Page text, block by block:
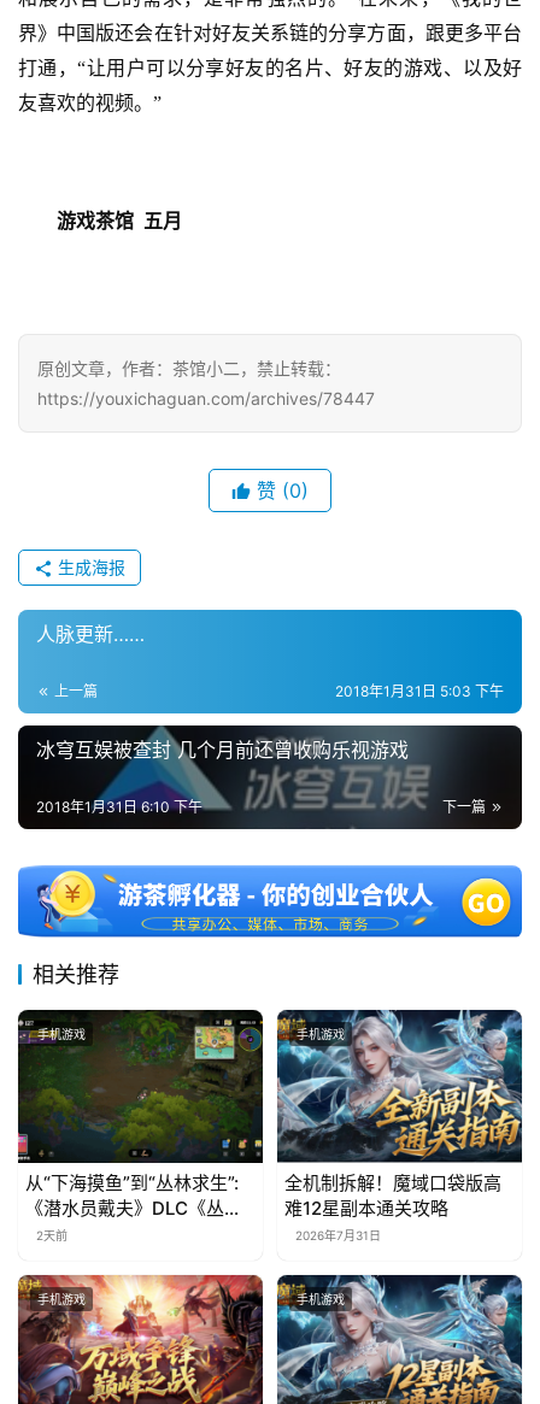
站
中
界》中国版还会在针对好友关系链的分享方面，跟更多平台
打通，“让用户可以分享好友的名片、好友的游戏、以及好
友喜欢的视频。”
游戏茶馆 五月
原创文章，作者：茶馆小二，禁止转载：
https://youxichaguan.com/archives/78447
赞 (0)
生成海报
人脉更新……
上一篇 2018年1月31日 5:03 下午
冰穹互娱被查封 几个月前还曾收购乐视游戏
下一篇
2018年1月31日 6:10 下午
相关推荐
手机游戏
从“下海摸鱼”到“丛林求生”:
《潜水员戴夫》DLC《丛
林》移动端定档8月14日
2天前
手机游戏
全机制拆解！魔域口袋版高
难12星副本通关攻略
2026年7月31日
手机游戏 手机游戏